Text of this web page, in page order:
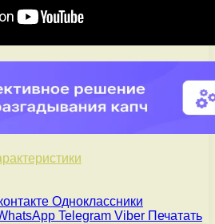
Одноклассники
Telegram Viber Печатать